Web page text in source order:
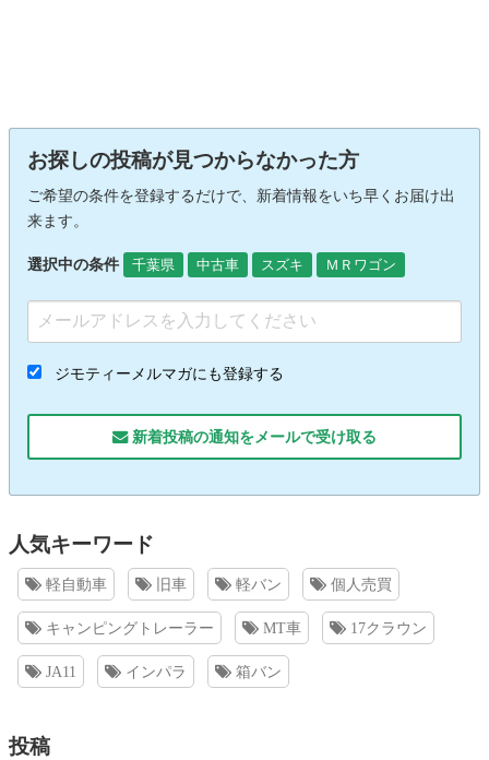
お探しの投稿が見つからなかった方
ご希望の条件を登録するだけで、新着情報をいち早くお届け出
来ます。
選択中の条件 千葉県 中古車 スズキ ＭＲワゴン
ジモティーメルマガにも登録する
新着投稿の通知をメールで受け取る
人気キーワード
軽自動車 旧車 軽バン 個人売買
キャンピングトレーラー MT車 17クラウン
JA11 インパラ 箱バン
投稿